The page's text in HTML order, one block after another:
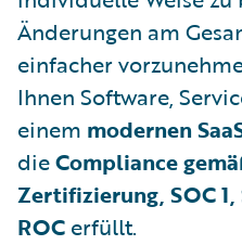
Änderungen am
einfacher
Ihnen Software,
einem modernen
dieCompliance
Zertifizierung, SOC 1,
ROC erfüllt.